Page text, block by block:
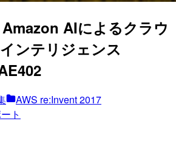
Amazon AIによるクラウ
ンテリジェンス
AWS re:Invent 2017
ト